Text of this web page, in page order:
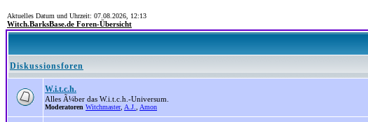
Aktuelles Datum und Uhrzeit: 07.08.2026, 12:13
Witch.BarksBase.de Foren-Übersicht
Diskussionsforen
W.i.t.c.h.
Alles Ã¼ber das W.i.t.c.h.-Universum.
Moderatoren Witchmaster, A.J. Amon